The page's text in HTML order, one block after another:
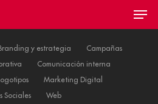
Menu
y estrategia
Campañas
Comunicación interna
Marketing Digital
Sociales
Web